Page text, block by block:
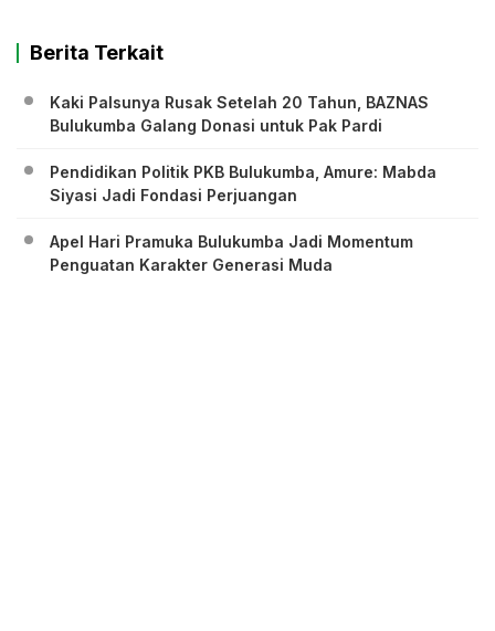
Berita Terkait
Kaki Palsunya Rusak Setelah 20 Tahun, BAZNAS
Bulukumba Galang Donasi untuk Pak Pardi
Pendidikan Politik PKB Bulukumba, Amure: Mabda
Siyasi Jadi Fondasi Perjuangan
Apel Hari Pramuka Bulukumba Jadi Momentum
Penguatan Karakter Generasi Muda